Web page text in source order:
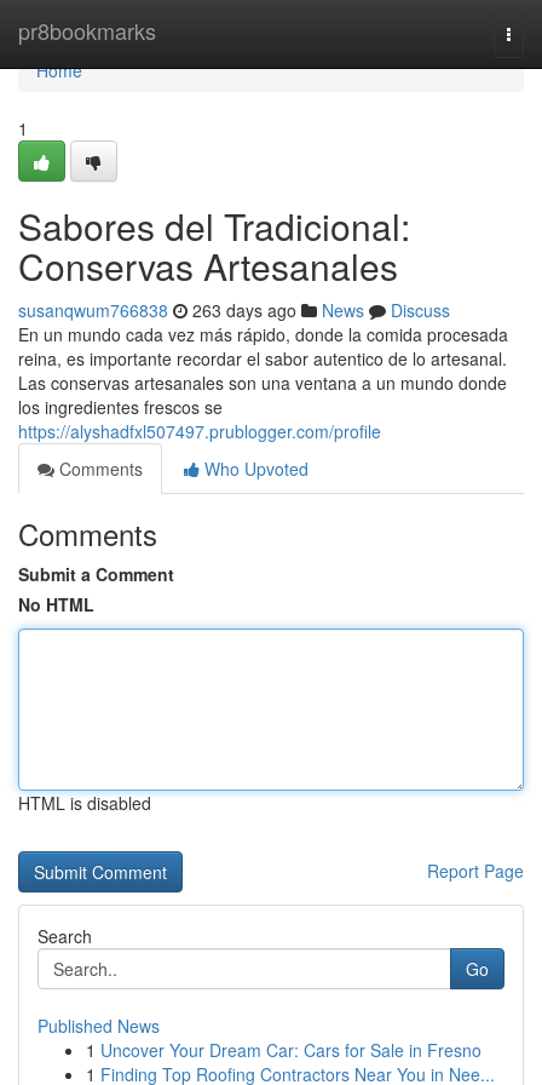
pr8bookmarks
Home
Home
1
Sabores del Tradicional:
Conservas Artesanales
susanqwum766838 263 days ago News
Discuss
En un mundo cada vez más rápido, donde la comida procesada
reina, es importante recordar el sabor autentico de lo artesanal.
Las conservas artesanales son una ventana a un mundo donde
los ingredientes frescos se
https://alyshadfxl507497.prublogger.com/profile
Comments
Who Upvoted
Comments
Submit a Comment
No HTML
HTML is disabled
Report Page
Search
Go
Published News
1 Uncover Your Dream Car: Cars for Sale in Fresno
1 Finding Top Roofing Contractors Near You in Nee...